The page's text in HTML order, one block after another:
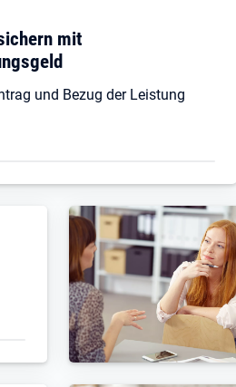
mit
und Bezug der Leistung